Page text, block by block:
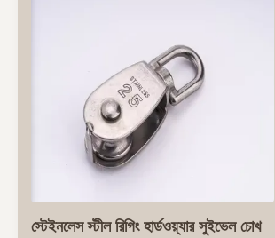
স্টেইনলেস স্টীল রিগিং হার্ডওয়্যার সুইভেল চোখ